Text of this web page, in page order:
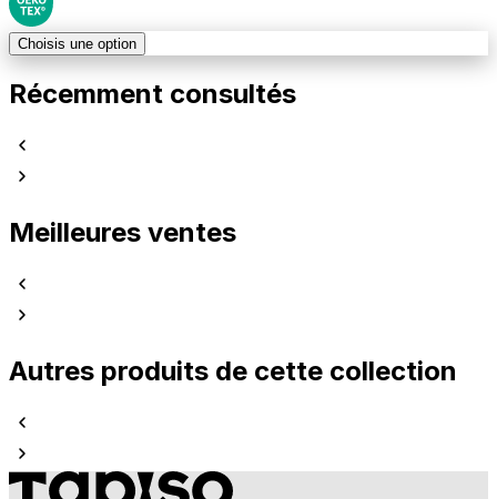
Choisis une option
Récemment consultés
Meilleures ventes
Autres produits de cette collection